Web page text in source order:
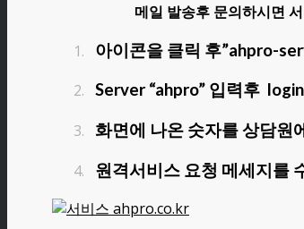
메일 발송후 문의하시면
아이콘을 클릭 후”ahpro-
Server “ahpro” 입력후
화면에 나온 숫자를 상담원
원격서비스 요청 메세지를